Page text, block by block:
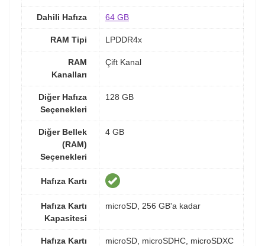
Dahili Hafıza 64 GB
RAM Tipi LPDDR4x
RAM
Kanalları
Çift Kanal
Diğer Hafıza
Seçenekleri
128 GB
Diğer Bellek
(RAM)
Seçenekleri
4 GB
Hafıza Kartı
Hafıza Kartı
Kapasitesi
microSD, 256 GB'a kadar
Hafıza Kartı
microSD, microSDHC, microSDXC